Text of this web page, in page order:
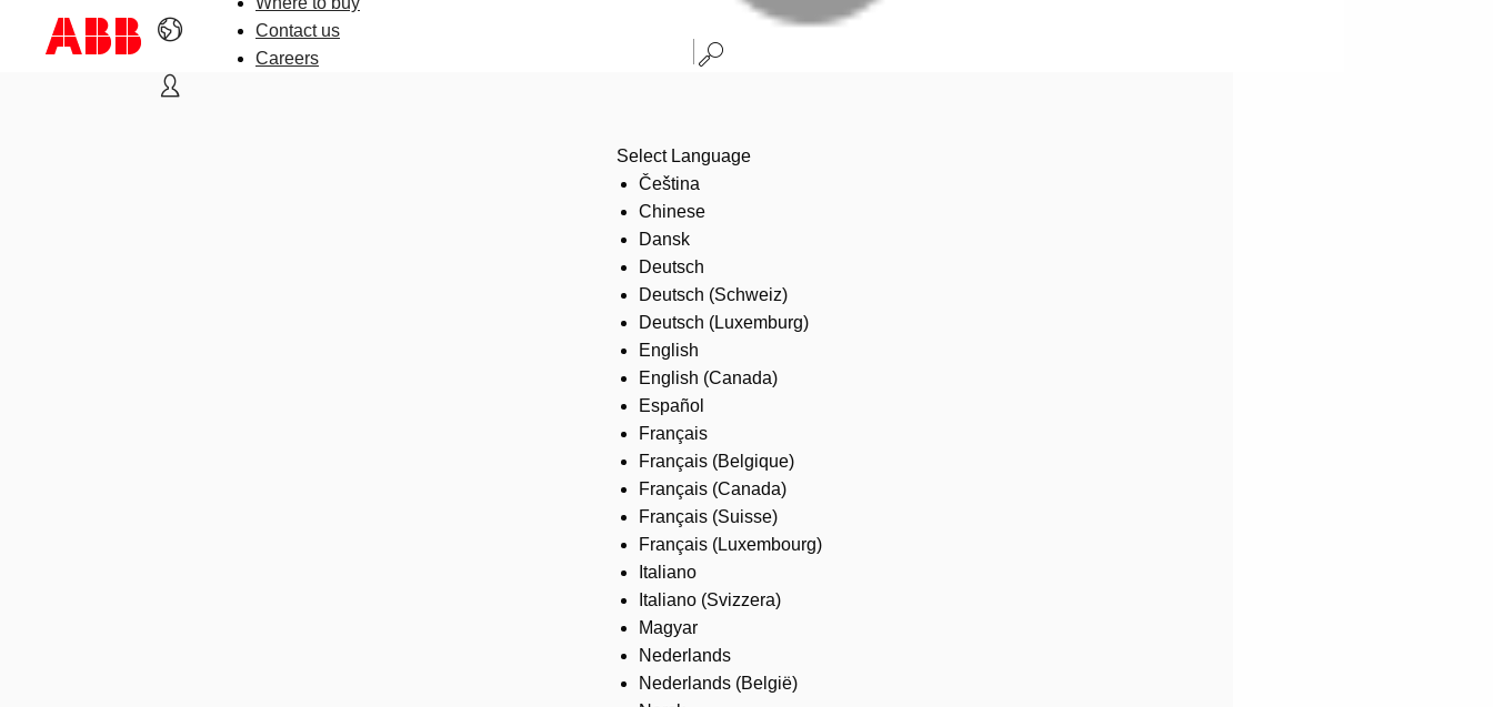
Contact us
Careers
Select Language
Čeština
Chinese
Dansk
Deutsch
Deutsch (Schweiz)
Deutsch (Luxemburg)
English
English (Canada)
Español
Français
Français (Belgique)
Français (Canada)
Français (Suisse)
Français (Luxembourg)
Italiano
Italiano (Svizzera)
Magyar
Nederlands
Nederlands (België)